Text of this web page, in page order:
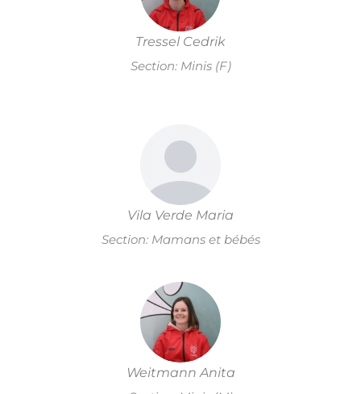
Tressel Cedrik
Section: Minis (F)
Vila Verde Maria
Section: Mamans et bébés
Weitmann Anita